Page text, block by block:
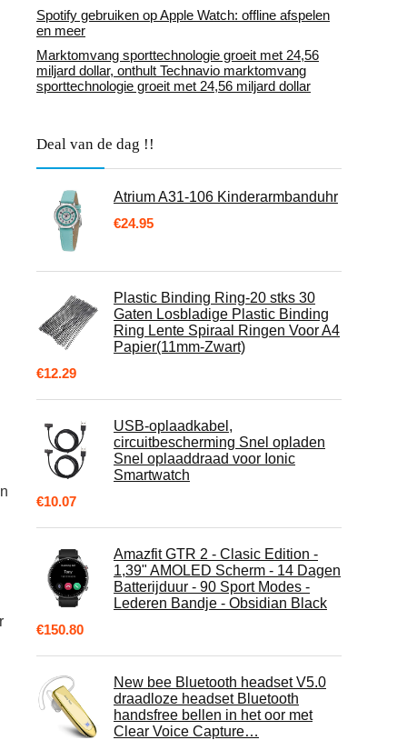
Spotify gebruiken op Apple Watch: offline afspelen
en meer
Marktomvang sporttechnologie groeit met 24,56
miljard dollar, onthult Technavio marktomvang
sporttechnologie groeit met 24,56 miljard dollar
Deal van de dag !!
Atrium A31-106 Kinderarmbanduhr
€24.95
Plastic Binding Ring-20 stks 30
Gaten Losbladige Plastic Binding
Ring Lente Spiraal Ringen Voor A4
Papier(11mm-Zwart)
€12.29
USB-oplaadkabel,
circuitbescherming Snel opladen
Snel oplaaddraad voor Ionic
Smartwatch
€10.07
Amazfit GTR 2 - Clasic Edition -
1,39" AMOLED Scherm - 14 Dagen
Batterijduur - 90 Sport Modes -
Lederen Bandje - Obsidian Black
€150.80
New bee Bluetooth headset V5.0
draadloze headset Bluetooth
handsfree bellen in het oor met
Clear Voice Capture…